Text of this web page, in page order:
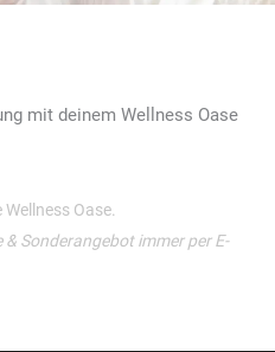
mit deinem Wellness Oase
Oase.
Sonderangebot immer per E-